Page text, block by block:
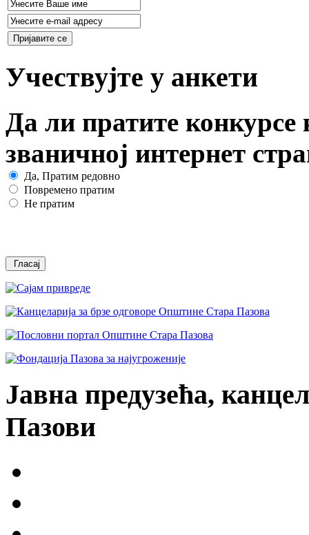
Учествујте у анкети
Да ли пратите конкурсе
званичној интернет
Да, Пратим редовно
Повремено пратим
Не пратим
Јавна предузећа,
Пазови